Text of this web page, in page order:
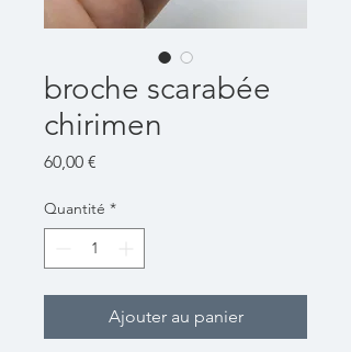
broche scarabée
chirimen
60,00 €
Quantité *
Ajouter au panier